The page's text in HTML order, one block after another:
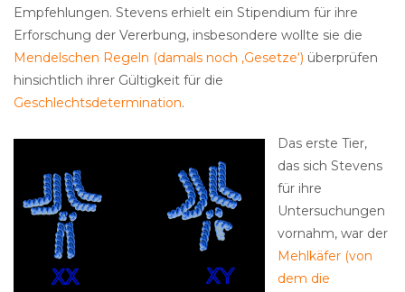
Empfehlungen. Stevens erhielt ein Stipendium für ihre
Erforschung der Vererbung, insbesondere wollte sie die
Mendelschen Regeln (damals noch ‚Gesetze‘) überprüfen
hinsichtlich ihrer Gültigkeit für die
Geschlechtsdetermination.
Das erste Tier,
das sich Stevens
für ihre
Untersuchungen
vornahm, war der
Mehlkäfer (von
dem die